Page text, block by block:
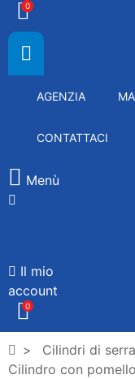
0
AGENZIA
CONTATTACI
Menù
Il mio
account
0
Cilindri di
Cilindro con